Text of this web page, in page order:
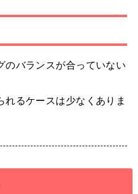
のバランスが合っていない
れるケースは少なくありま